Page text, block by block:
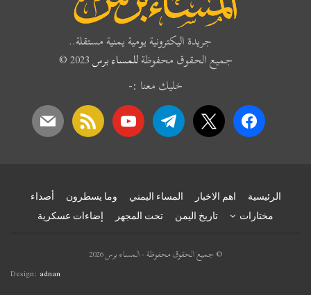
جريدة اليكترونية يومية يمنية مستقلة..
جميع الحقوق محفوظةللمساء برس
خليك معنا :-
facebook
x
telegram
youtube
rss
mail
الرئيسية اهم الاخبار المساء اليمني وما يسطرون
أصداء
مختارات
تاريخ اليمن تحت المجهر إضاءات عسكرية
© جميع الحقوق محفوظة - المساء برس 2026
Design: adnan